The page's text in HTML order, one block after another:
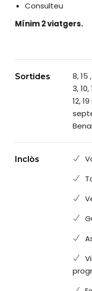
Consulteu
Mínim 2 viatgers.
Sortides
8, 15
3,
12,
Inclòs